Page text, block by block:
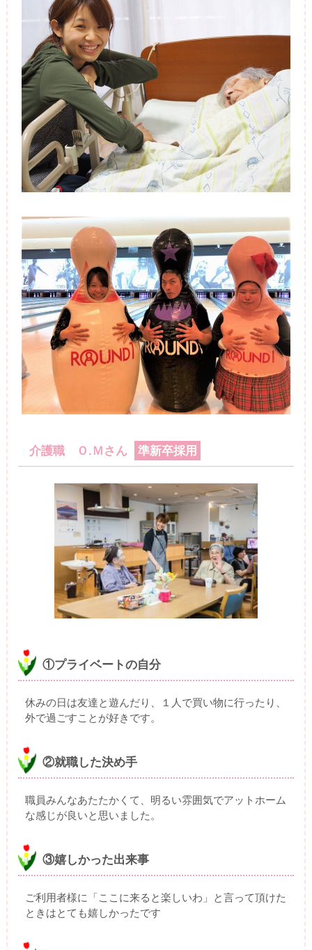
介護職 Ｏ.Ｍさん 準新卒採用
①プライベートの自分
休みの日は友達と遊んだり、１人で買い物に行ったり、
外で過ごすことが好きです。
②就職した決め手
職員みんなあたたかくて、明るい雰囲気でアットホーム
な感じが良いと思いました。
③嬉しかった出来事
ご利用者様に「ここに来ると楽しいわ」と言って頂けた
ときはとても嬉しかったです